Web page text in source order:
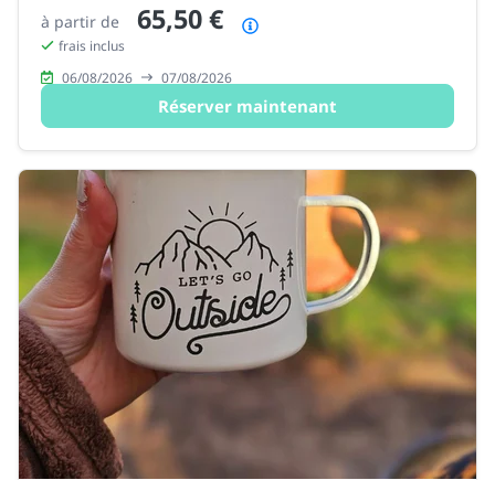
à partir de 65,50 €
frais inclus
06/08/2026
07/08/2026
Réserver maintenant